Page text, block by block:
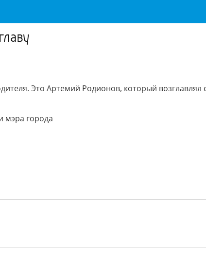
Это Артемий Родионов, который возглавлял
мэра города